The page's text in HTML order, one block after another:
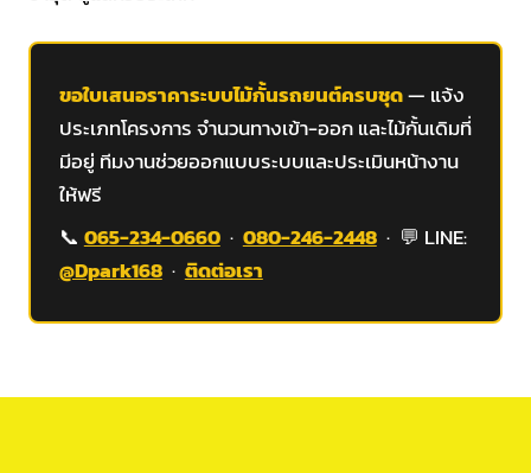
ขอใบเสนอราคาระบบไม้กั้นรถยนต์ครบชุด— แจ้ง
ประเภทโครงการ จำนวนทางเข้า-ออก และไม้กั้นเดิมที่
มีอยู่ ทีมงานช่วยออกแบบระบบและประเมินหน้างาน
ให้ฟรี
📞065-234-0660·080-246-2448· 💬 LINE:
@Dpark168·ติดต่อเรา